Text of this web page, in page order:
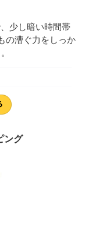
少し暗い時間帯
の漕ぐ力をしっか
ング